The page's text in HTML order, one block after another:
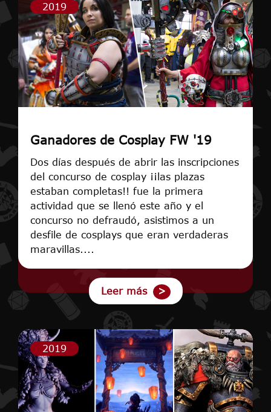
2019
Ganadores de Cosplay FW '19
Dos días después de abrir las inscripciones
del concurso de cosplay ¡¡las plazas
estaban completas!! fue la primera
actividad que se llenó este año y el
concurso no defraudó, asistimos a un
desfile de cosplays que eran verdaderas
maravillas....
Leer más
2019